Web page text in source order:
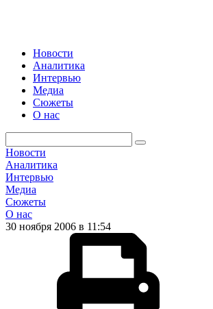
Новости
Аналитика
Интервью
Медиа
Сюжеты
О нас
Новости
Аналитика
Интервью
Медиа
Сюжеты
О нас
30 ноября 2006 в 11:54